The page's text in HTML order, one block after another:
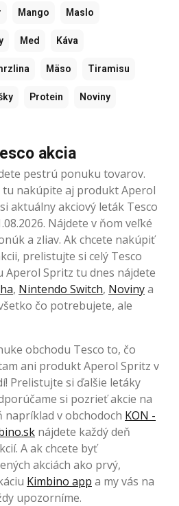
Mango Maslo
Med Káva
Mäso Tiramisu
Protein Noviny
akcia
pestrú ponuku tovarov.
tu nakúpite aj produkt Aperol
aktuálny akciový leták Tesco
Nájdete v ňom veľké
a zliav. Ak chcete nakúpiť
prelistujte si celý Tesco
Aperol Spritz tu dnes nájdete
, Nintendo Switch, Novinya
čo potrebujete, ale
obchodu Tesco to, čo
ani produkt Aperol Spritz v
Prelistujte si ďalšie letáky
si pozrieť akcie na
napríklad v obchodoch KON -
nájdete každý deň
A ak chcete byť
akciách ako prvý,
Kimbino app a my vás na
upozorníme.